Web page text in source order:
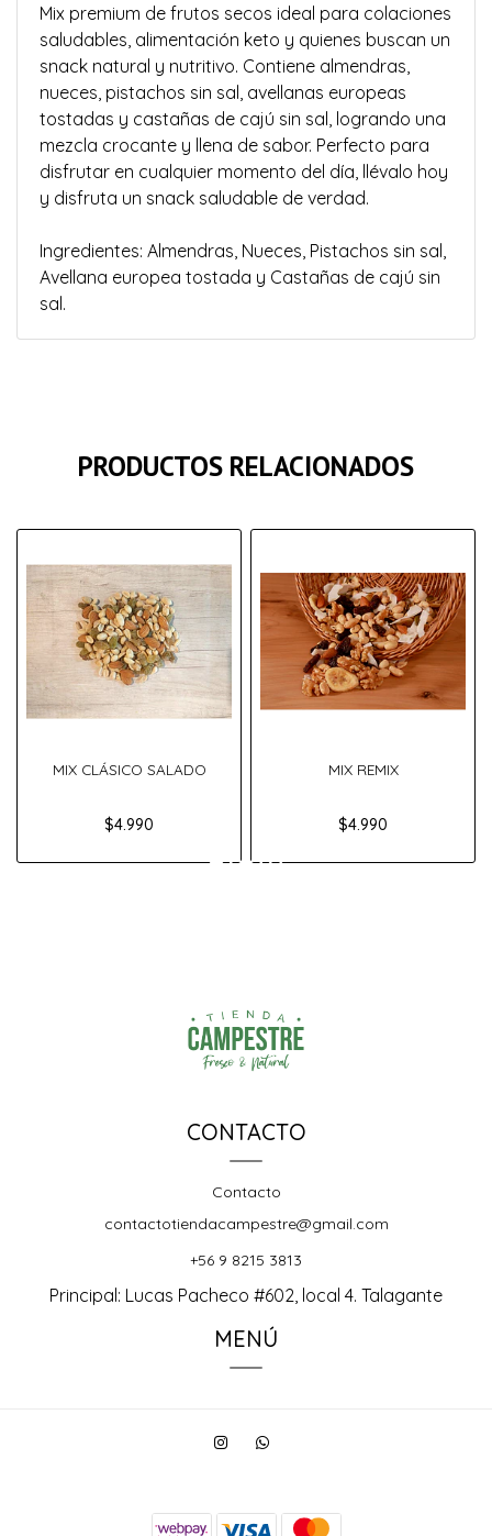
Mix premium de frutos secos ideal para colaciones
saludables, alimentación keto y quienes buscan un
snack natural y nutritivo. Contiene almendras,
nueces, pistachos sin sal, avellanas europeas
tostadas y castañas de cajú sin sal, logrando una
mezcla crocante y llena de sabor. Perfecto para
disfrutar en cualquier momento del día, llévalo hoy
y disfruta un snack saludable de verdad.
Ingredientes: Almendras, Nueces, Pistachos sin sal,
Avellana europea tostada y Castañas de cajú sin
sal.
PRODUCTOS RELACIONADOS
MIX CLÁSICO SALADO
$4.990
MIX REMIX
$4.990
CONTACTO
Contacto
contactotiendacampestre@gmail.com
+56 9 8215 3813
Principal: Lucas Pacheco #602, local 4. Talagante
MENÚ